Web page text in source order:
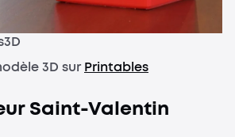
3D surPrintables
Saint-Valentin